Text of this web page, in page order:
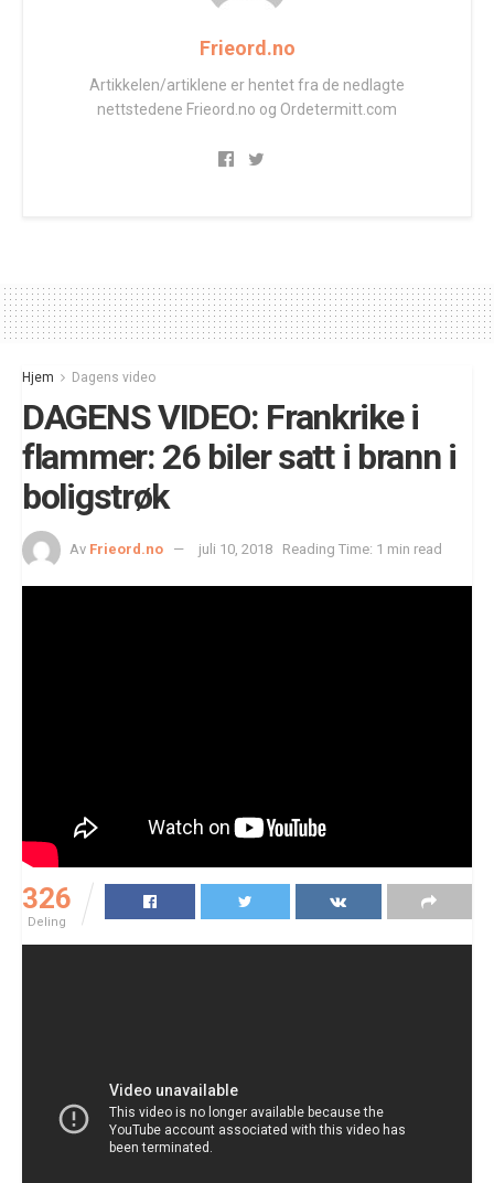
Frieord.no
Artikkelen/artiklene er hentet fra de nedlagte
nettstedene Frieord.no og Ordetermitt.com
Hjem Dagens video
DAGENS VIDEO: Frankrike i
flammer: 26 biler satt i brann i
boligstrøk
Av Frieord.no juli 10, 2018 Reading Time: 1 min read
326
Deling